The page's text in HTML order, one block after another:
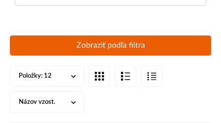
Zobraziť podľa filtra
Položky: 12
Názov vzost.